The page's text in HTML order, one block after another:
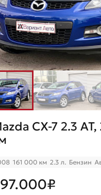
CX-7 2.3
161 000 км 2.3 л. Бензин